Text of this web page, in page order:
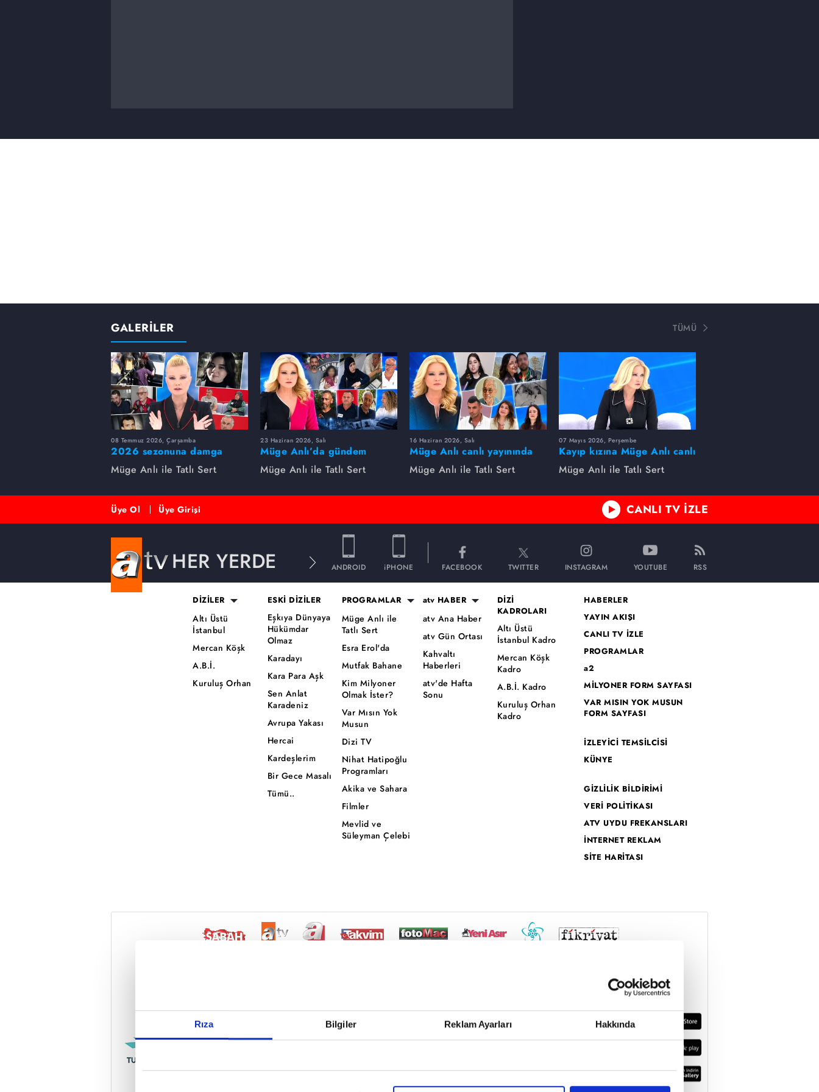
Rıza Bilgiler Reklam Ayarları Hakkında
Reddet
GALERİLER TÜMÜ
08 Temmuz 2026, Çarşamba
2026 sezonuna damga
vuran 5 Müge Anlı
dosyası...
Müge Anlı ile Tatlı Sert
23 Haziran 2026, Salı
Müge Anlı’da gündem
sarsıldı! Kayıp dosyaları ve
aile ihanetleri herkesi şoke
Müge Anlı ile Tatlı Sert
16 Haziran 2026, Salı
Müge Anlı canlı yayınında
dikkat çeken gelişmeler
yaşandı. Kayıp,
Müge Anlı ile Tatlı Sert
07 Mayıs 2026, Perşembe
Kayıp kızına Müge Anlı canlı
yayında kavuştu
Müge Anlı ile Tatlı Sert
Üye Ol Üye Girişi CANLI TV İZLE
HER YERDE ANDROID iPHONE FACEBOOK TWITTER INSTAGRAM YOUTUBE RSS
DİZİLER
Altı Üstü
İstanbul
Mercan Köşk
A.B.İ.
Kuruluş Orhan
ESKİ DİZİLER
Eşkıya Dünyaya
Hükümdar
Olmaz
Karadayı
Kara Para Aşk
Sen Anlat
Karadeniz
Avrupa Yakası
Hercai
Kardeşlerim
Bir Gece Masalı
Tümü..
PROGRAMLAR
Müge Anlı ile
Tatlı Sert
Esra Erol'da
Mutfak Bahane
Kim Milyoner
Olmak İster?
Var Mısın Yok
Musun
Dizi TV
Nihat Hatipoğlu
Programları
Akika ve Sahara
Filmler
Mevlid ve
Süleyman Çelebi
atv HABER
atv Ana Haber
atv Gün Ortası
Kahvaltı
Haberleri
atv'de Hafta
Sonu
DİZİ
KADROLARI
Altı Üstü
İstanbul Kadro
Mercan Köşk
Kadro
A.B.İ. Kadro
Kuruluş Orhan
Kadro
HABERLER
YAYIN AKIŞI
CANLI TV İZLE
PROGRAMLAR
a2
MİLYONER FORM SAYFASI
VAR MISIN YOK MUSUN
FORM SAYFASI
İZLEYİCİ TEMSİLCİSİ
KÜNYE
GİZLİLİK BİLDİRİMİ
VERİ POLİTİKASI
ATV UYDU FREKANSLARI
İNTERNET REKLAM
SİTE HARİTASI